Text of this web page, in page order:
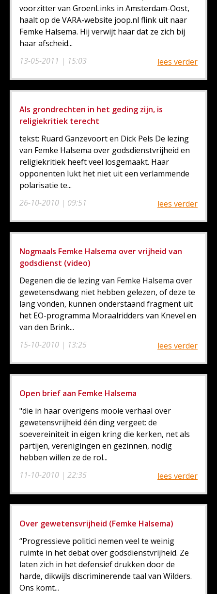
13-05-2011 | 15:03
voorzitter van GroenLinks in Amsterdam-Oost,
haalt op de VARA-website joop.nl flink uit naar
Femke Halsema. Hij verwijt haar dat ze zich bij
haar afscheid...
lees verder
Als grondrechten in het geding zijn, is
religiekritiek terecht
26-10-2010 | 09:51
tekst: Ruard Ganzevoort en Dick Pels De lezing
van Femke Halsema over godsdienstvrijheid en
religiekritiek heeft veel losgemaakt. Haar
opponenten lukt het niet uit een verlammende
polarisatie te...
lees verder
Nogmaals Femke Halsema over vrijheid van
godsdienst (video)
15-10-2010 | 13:25
Degenen die de lezing van Femke Halsema over
gewetensdwang niet hebben gelezen, of deze te
lang vonden, kunnen onderstaand fragment uit
het EO-programma Moraalridders van Knevel en
van den Brink...
lees verder
Open brief aan Femke Halsema
11-10-2010 | 22:35
"die in haar overigens mooie verhaal over
gewetensvrijheid één ding vergeet: de
soevereiniteit in eigen kring die kerken, net als
partijen, verenigingen en gezinnen, nodig
hebben willen ze de rol...
lees verder
Over gewetensvrijheid (Femke Halsema)
“Progressieve politici nemen veel te weinig
ruimte in het debat over godsdienstvrijheid. Ze
laten zich in het defensief drukken door de
harde, dikwijls discriminerende taal van Wilders.
Ons komt...